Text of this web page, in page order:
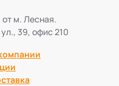
м. Лесная.
39, офис 210